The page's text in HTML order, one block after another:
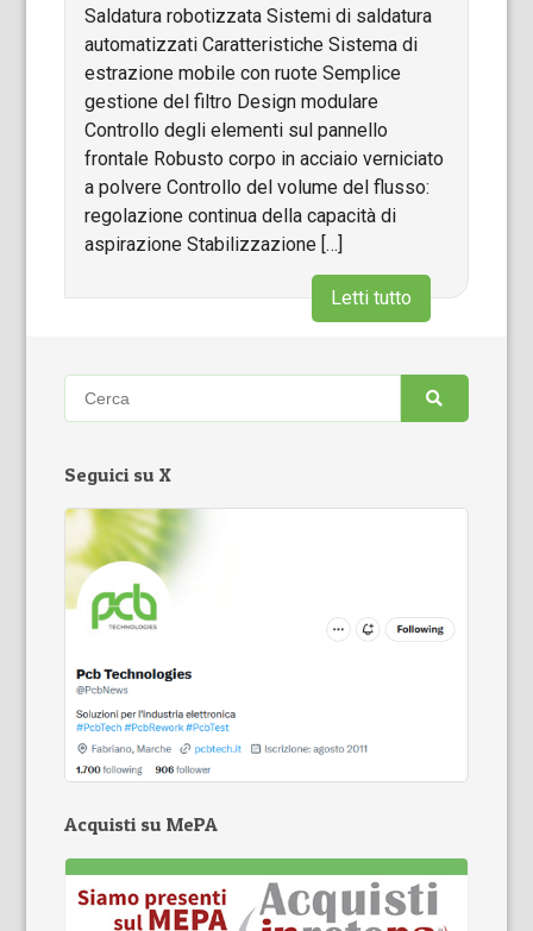
Saldatura robotizzata Sistemi di saldatura
automatizzati Caratteristiche Sistema di
estrazione mobile con ruote Semplice
gestione del filtro Design modulare
Controllo degli elementi sul pannello
frontale Robusto corpo in acciaio verniciato
a polvere Controllo del volume del flusso:
regolazione continua della capacità di
aspirazione Stabilizzazione […]
Letti tutto
Seguici su X
Acquisti su MePA